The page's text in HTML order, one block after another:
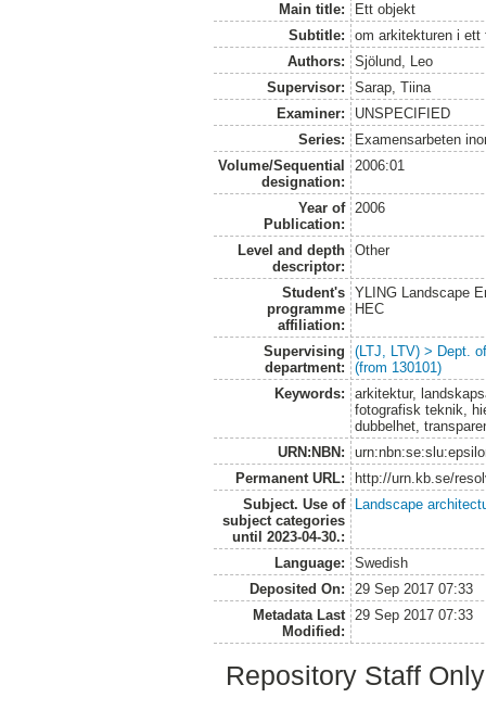
Main title:
Ett objekt
Subtitle:
om arkitekturen i ett
Authors:
Sjölund, Leo
Supervisor:
Sarap, Tiina
Examiner:
UNSPECIFIED
Series:
Examensarbeten
Volume/Sequential
designation:
2006:01
Year of
Publication:
2006
Level and depth
descriptor:
Other
Student's
programme
affiliation:
YLING Landscape
HEC
Supervising
department:
(LTJ, LTV) > Dept.
(from 130101)
Keywords:
arkitektur,
fotografisk teknik,
dubbelhet,
URN:NBN:
Permanent URL:
http://urn.kb.se/
Subject. Use of
subject categories
until 2023-04-30.:
Landscape
Language:
Swedish
Deposited On:
29 Sep 2017 07:33
Metadata Last
Modified:
29 Sep 2017 07:33
Repository Staff